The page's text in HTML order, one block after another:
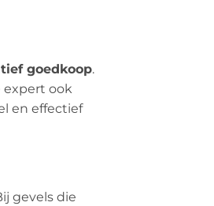
goedkoop.
expert ook
en effectief
gevels die